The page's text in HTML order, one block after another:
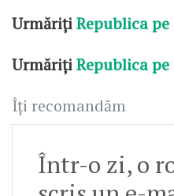
UrmărițiRepublica
UrmărițiRepublica
Îți recomandăm
Într-o zi, o